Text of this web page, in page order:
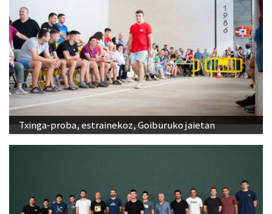
Txinga-proba, estrainekoz, Goiburuko jaietan